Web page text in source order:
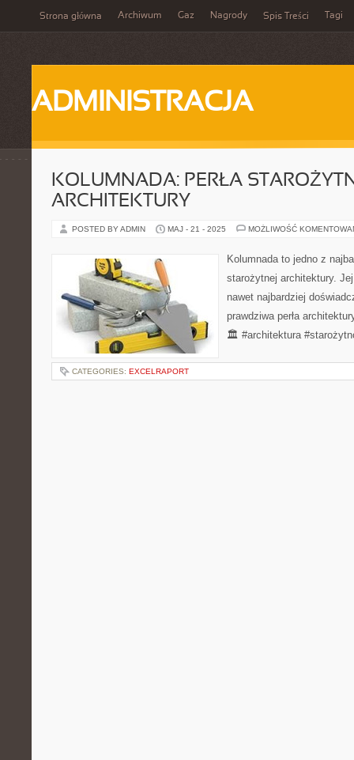
Strona główna Archiwum Gaz Nagrody Spis Treści Tagi
ADMINISTRACJA
KOLUMNADA: PERŁA
ARCHITEKTURY
POSTED BY ADMIN MAJ - 21 - 2025 MOŻLIWOŚĆ
Kolumnada to jedno z
starożytnej architektury.
nawet najbardziej
prawdziwa perła
🏛️ #architektura
CATEGORIES: EXCELRAPORT